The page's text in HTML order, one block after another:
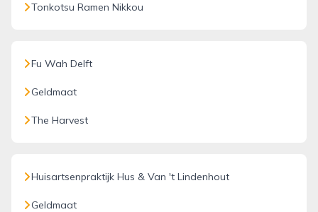
Tonkotsu Ramen Nikkou
Fu Wah Delft
Geldmaat
The Harvest
Huisartsenpraktijk Hus & Van 't Lindenhout
Geldmaat